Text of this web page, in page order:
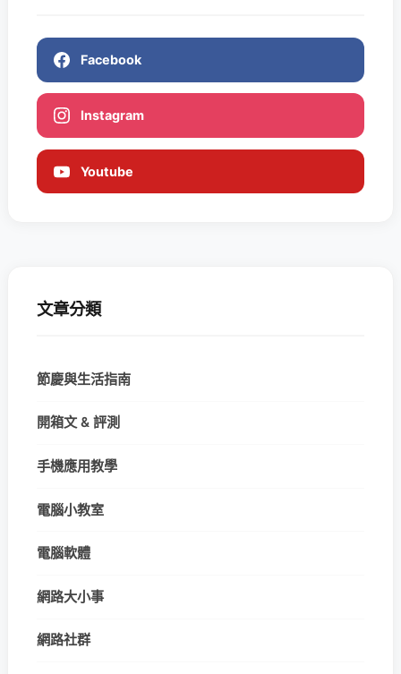
Facebook
Instagram
Youtube
文章分類
節慶與生活指南
開箱文 & 評測
手機應用教學
電腦小教室
電腦軟體
網路大小事
網路社群